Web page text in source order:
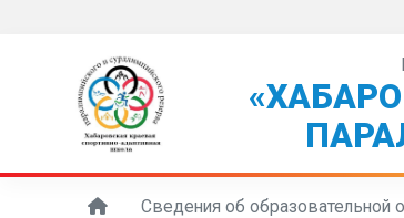
Сведения об образовательной